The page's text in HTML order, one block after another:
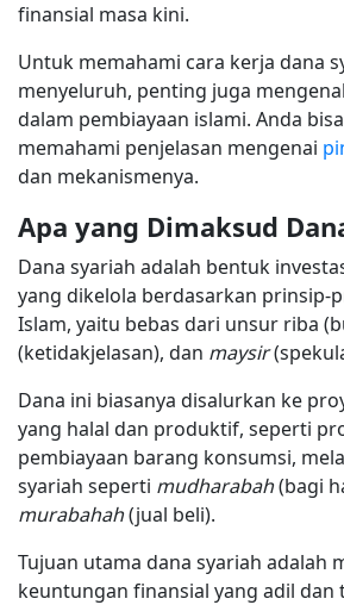
finansial masa kini.
Untuk memahami cara kerja dana
menyeluruh, penting juga
dalam pembiayaan islami. Anda
memahami penjelasan mengenai
dan mekanismenya.
Apa yang Dimaksud
Dana syariah adalah bentuk
yang dikelola berdasarkan prinsip-
Islam, yaitu bebas dari unsur riba
(ketidakjelasan), dan maysir
Dana ini biasanya disalurkan ke
yang halal dan produktif, seperti
pembiayaan barang konsumsi,
syariah seperti mudharabah(bagi
murabahah(jual beli).
Tujuan utama dana syariah adalah
keuntungan finansial yang adil dan